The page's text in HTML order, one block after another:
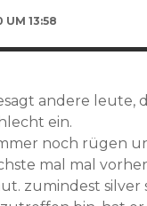
UM 13:58
andere leute,
ein.
noch rügen
mal mal
zumindest silver